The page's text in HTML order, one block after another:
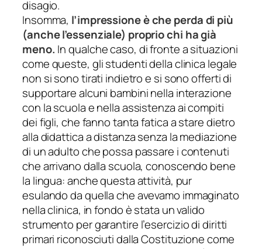
disagio.
Insomma, l’impressione è che perda di più
(anche l’essenziale) proprio chi ha già
meno. In qualche caso, di fronte a situazioni
come queste, gli studenti della clinica legale
non si sono tirati indietro e si sono offerti di
supportare alcuni bambini nella interazione
con la scuola e nella assistenza ai compiti
dei figli, che fanno tanta fatica a stare dietro
alla didattica a distanza senza la mediazione
di un adulto che possa passare i contenuti
che arrivano dalla scuola, conoscendo bene
la lingua: anche questa attività, pur
esulando da quella che avevamo immaginato
nella clinica, in fondo è stata un valido
strumento per garantire l’esercizio di diritti
primari riconosciuti dalla Costituzione come